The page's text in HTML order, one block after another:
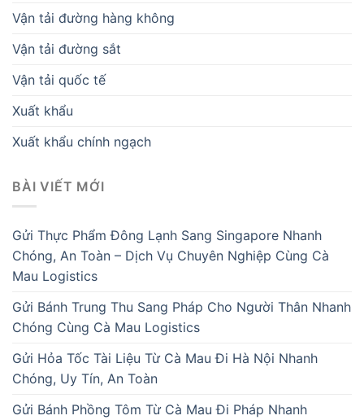
Vận tải đường hàng không
Vận tải đường sắt
Vận tải quốc tế
Xuất khẩu
Xuất khẩu chính ngạch
BÀI VIẾT MỚI
Gửi Thực Phẩm Đông Lạnh Sang Singapore Nhanh
Chóng, An Toàn – Dịch Vụ Chuyên Nghiệp Cùng Cà
Mau Logistics
Gửi Bánh Trung Thu Sang Pháp Cho Người Thân Nhanh
Chóng Cùng Cà Mau Logistics
Gửi Hỏa Tốc Tài Liệu Từ Cà Mau Đi Hà Nội Nhanh
Chóng, Uy Tín, An Toàn
Gửi Bánh Phồng Tôm Từ Cà Mau Đi Pháp Nhanh